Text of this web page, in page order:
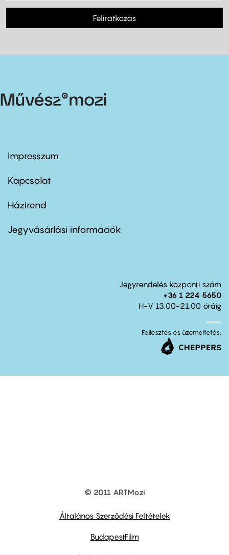
Feliratkozás
Footer
first
Impresszum
Kapcsolat
Footer
second
Házirend
Jegyvásárlási információk
Jegyrendelés központi szám
+36 1 224 5650
H-V 13.00-21.00 óráig
Fejlesztés és üzemeltetés:
© 2011 ARTMozi
Általános Szerződési Feltételek
BudapestFilm